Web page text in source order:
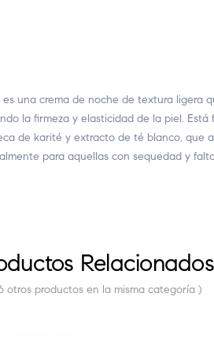
una crema de noche de textura
la firmeza y elasticidad de la piel.
de karité y extracto de té blanco,
para aquellas con sequedad y
Relacionados
otros productos en la misma categoría )